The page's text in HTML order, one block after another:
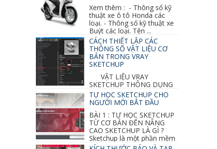
Xem thêm : - Thông số kỹ
thuật xe ô tô Honda các
loại. - Thông số kỹ thuật xe
Buýt các loại. Tên ...
CÁCH THIẾT LẬP CÁC
THÔNG SỐ VẬT LIỆU CƠ
BẢN TRONG VRAY
SKETCHUP
VẬT LIỆU VRAY
SKETCHUP THÔNG DỤNG
NHẤT 1. VẬT LIỆU VRAY INOX BÓNG: ●
Diffuse : đen ● Reflection color ...
TỰ HỌC SKETCHUP CHO
NGƯỜI MỚI BẮT ĐẦU
BÀI 1 : TỰ HỌC SKETCHUP
TỪ CƠ BẢN ĐẾN NÂNG
CAO SKETCHUP LÀ GÌ ?
Sketchup là một phần mềm
vẽ 3d của Google, nó khá dễ sữ...